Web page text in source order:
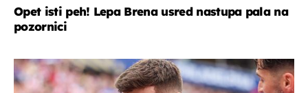
Opet isti peh! Lepa Brena usred nastupa pala na
pozornici